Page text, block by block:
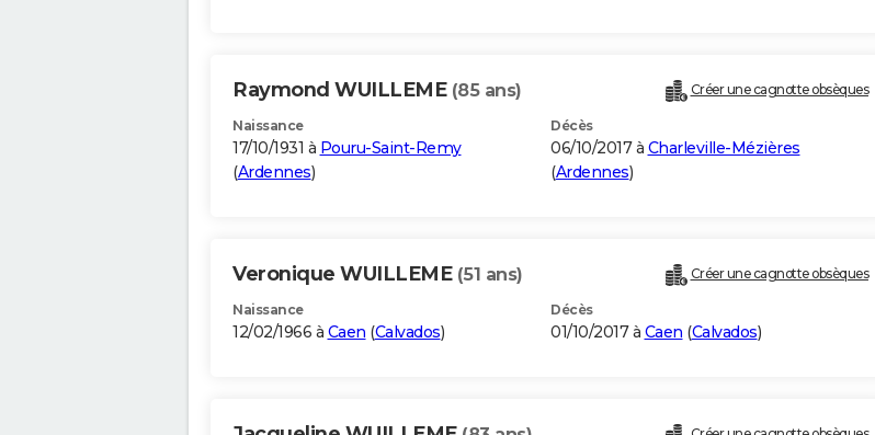
Raymond WUILLEME (85 ans) Créer une cagnotte obsèques
Naissance
17/10/1931 à Pouru-Saint-Remy
(Ardennes)
Décès
06/10/2017 à Charleville-Mézières
(Ardennes)
Veronique WUILLEME (51 ans) Créer une cagnotte obsèques
Naissance
12/02/1966 à Caen (Calvados)
Décès
01/10/2017 à Caen (Calvados)